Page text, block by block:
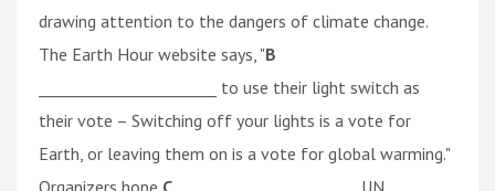
drawing attention to the dangers of climate change.
The Earth Hour website says, "B
_______________________ to use their light switch as
their vote – Switching off your lights is a vote for
Earth, or leaving them on is a vote for global warming."
Organizers hope C _______________________. UN